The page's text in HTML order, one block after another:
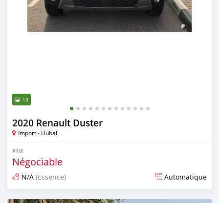
13
2020 Renault Duster
Import - Dubai
PRIX
Négociable
N/A (Essence) Automatique
Publié il y a presque 6 ans